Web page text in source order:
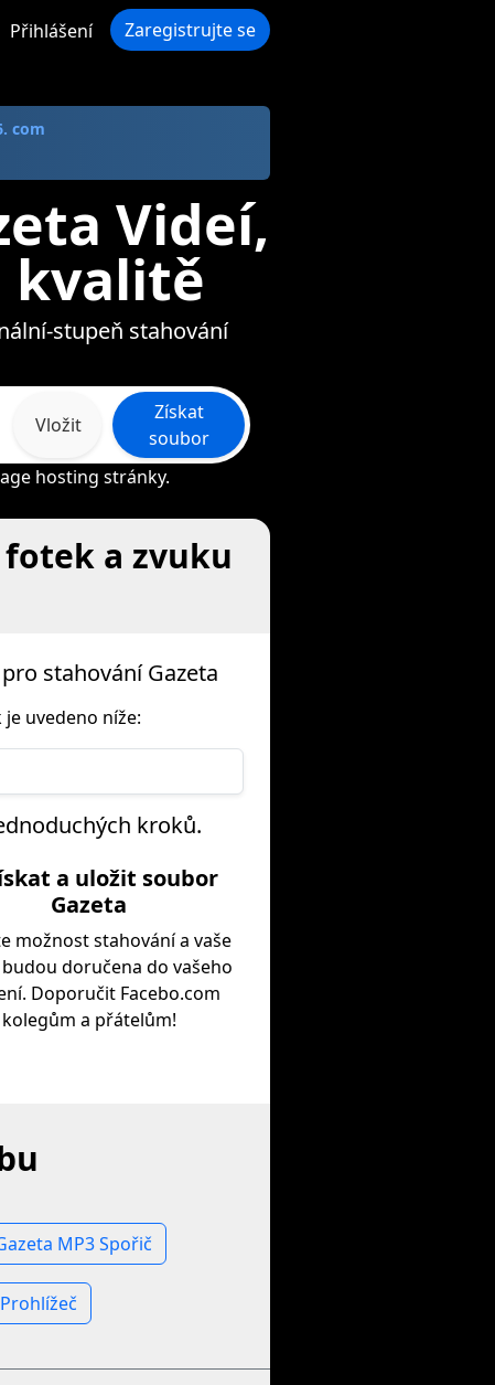
Přihlášení Zaregistrujte se
com
Videí,
kvalitě
stupeň stahování
Vložit
Získat
soubor
hosting stránky.
a zvuku
stahování Gazeta
uvedeno níže:
kroků.
a uložit soubor
Gazeta
možnost stahování a vaše
doručena do vašeho
Doporučit Facebo.com
kolegům a přátelům!
MP3 Spořič